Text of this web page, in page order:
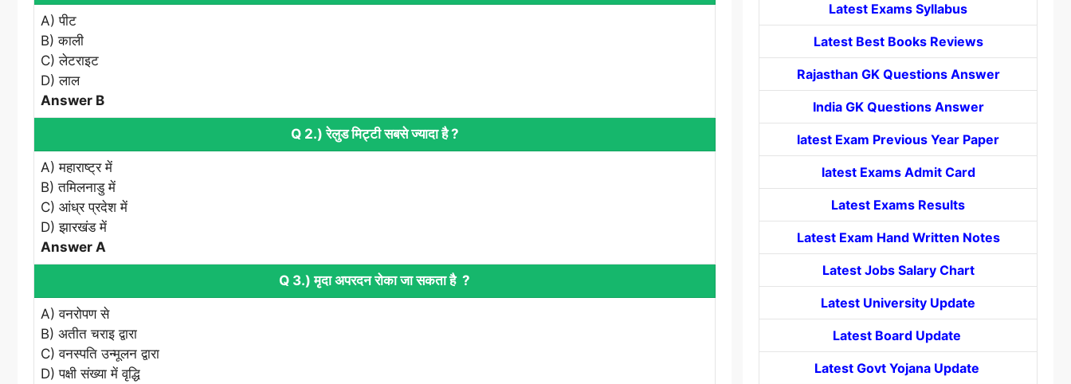
A) पीट
B) काली
C) लेटराइट
D) लाल
Answer B
Q 2.) रेलुड मिट्टी सबसे ज्यादा है ?
A) महाराष्ट्र में
B) तमिलनाडु में
C) आंध्र प्रदेश में
D) झारखंड में
Answer A
Q 3.) मृदा अपरदन रोका जा सकता है ?
A) वनरोपण से
B) अतीत चराइ द्वारा
C) वनस्पति उन्मूलन द्वारा
D) पक्षी संख्या में वृद्धि
Latest Exams Syllabus
Latest Best Books Reviews
Rajasthan GK Questions Answer
India GK Questions Answer
latest Exam Previous Year Paper
latest Exams Admit Card
Latest Exams Results
Latest Exam Hand Written Notes
Latest Jobs Salary Chart
Latest University Update
Latest Board Update
Latest Govt YojanaUpdate